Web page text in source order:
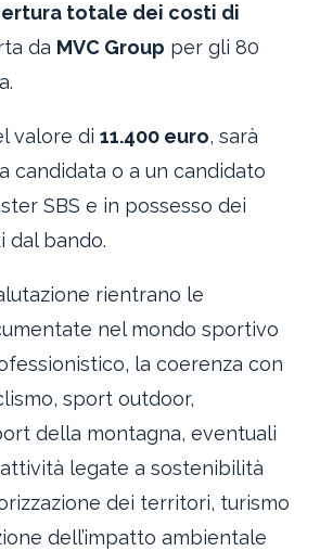
totale dei costi di
da MVC Group per gli 80
valore di11.400 euro, sarà
candidata o a un candidato
SBS e in possesso dei
dal bando.
rientrano le
nel mondo sportivo
la coerenza con
sport outdoor,
della montagna, eventuali
legate a sostenibilità
dei territori, turismo
dell’impatto ambientale